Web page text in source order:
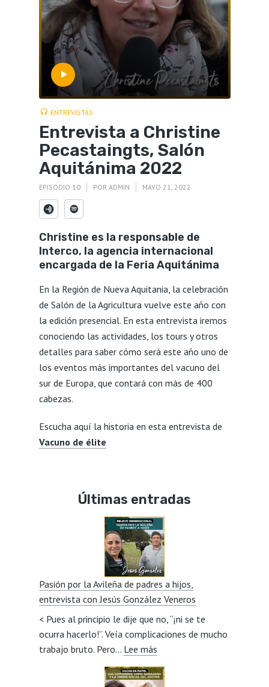
ENTREVISTAS
Entrevista a Christine
Pecastaingts, Salón
Aquitánima 2022
EPISODIO 10 POR ADMIN MAYO 21, 2022
Christine es la responsable de
Interco, la agencia internacional
encargada de la Feria Aquitánima
En la Región de Nueva Aquitania, la celebración
de Salón de la Agricultura vuelve este año con
la edición presencial. En esta entrevista iremos
conociendo las actividades, los tours y otros
detalles para saber cómo será este año uno de
los eventos más importantes del vacuno del
sur de Europa, que contará con más de 400
cabezas.
Escucha aquí la historia en esta entrevista de
Vacuno de élite
Últimas entradas
Pasión por la Avileña de padres a hijos,
entrevista con Jesús González Veneros
< Pues al principio le dije que no, “¡ni se te
ocurra hacerlo!”. Veía complicaciones de mucho
trabajo bruto. Pero… Lee más:
Pasión
por